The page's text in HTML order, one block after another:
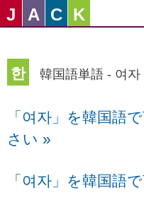
J A C K
한 韓国語単語 - 여자
「여자」を韓国語
さい »
「여자」を韓国語